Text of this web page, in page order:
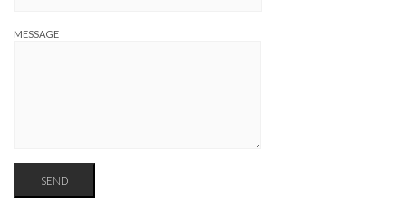
MESSAGE